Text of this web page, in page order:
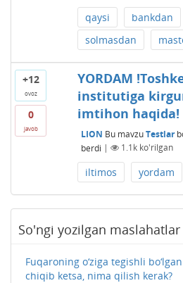
qaysi bankdan
solmasdan
+12
ovoz
0
javob
YORDAM
institutiga
imtihon haqida!
LION Bu mavzuTestlar
berdi | 1.1kko'rilgan
iltimos yordam
So'ngi yozilgan
Fuqaroning o‘ziga tegishli
chiqib ketsa, nima qilish kerak?